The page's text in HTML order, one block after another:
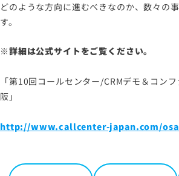
どのような方向に進むべきなのか、数々の
す。
※詳細は公式サイトをご覧ください。
「第10回コールセンター/CRMデモ＆コン
阪」
http://www.callcenter-japan.com/